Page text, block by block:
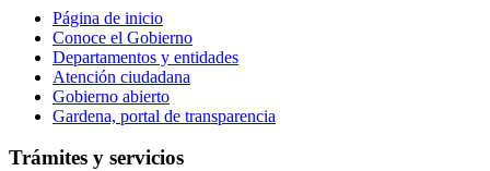
Página de inicio
Conoce el Gobierno
Departamentos y entidades
Atención ciudadana
Gobierno abierto
Gardena, portal de transparencia
Trámites y servicios